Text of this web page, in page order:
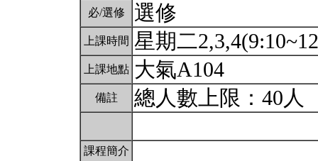
必/選修 選修
上課時間 星期二
上課地點 大氣A104
備註 總人數上限：40人
課程簡介